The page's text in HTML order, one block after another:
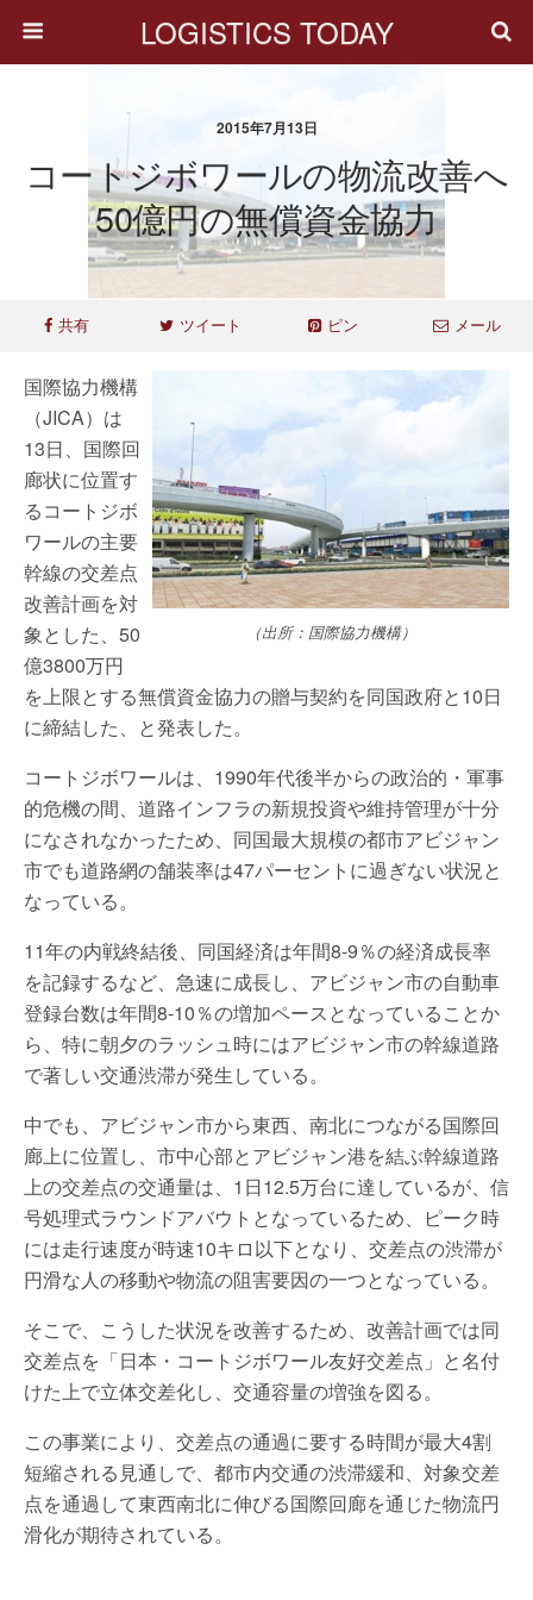
LOGISTICS TODAY
2015年7月13日
コートジボワールの物流改善へ
50億円の無償資金協力
共有 ツイート ピン メール
（出所：国際協力機構）
国際協力機構
（JICA）は
13日、国際回
廊状に位置す
るコートジボ
ワールの主要
幹線の交差点
改善計画を対
象とした、50
億3800万円
を上限とする無償資金協力の贈与契約を同国政府と10日
に締結した、と発表した。
コートジボワールは、1990年代後半からの政治的・軍事
的危機の間、道路インフラの新規投資や維持管理が十分
になされなかったため、同国最大規模の都市アビジャン
市でも道路網の舗装率は47パーセントに過ぎない状況と
なっている。
11年の内戦終結後、同国経済は年間8-9％の経済成長率
を記録するなど、急速に成長し、アビジャン市の自動車
登録台数は年間8-10％の増加ペースとなっていることか
ら、特に朝夕のラッシュ時にはアビジャン市の幹線道路
で著しい交通渋滞が発生している。
中でも、アビジャン市から東西、南北につながる国際回
廊上に位置し、市中心部とアビジャン港を結ぶ幹線道路
上の交差点の交通量は、1日12.5万台に達しているが、信
号処理式ラウンドアバウトとなっているため、ピーク時
には走行速度が時速10キロ以下となり、交差点の渋滞が
円滑な人の移動や物流の阻害要因の一つとなっている。
そこで、こうした状況を改善するため、改善計画では同
交差点を「日本・コートジボワール友好交差点」と名付
けた上で立体交差化し、交通容量の増強を図る。
この事業により、交差点の通過に要する時間が最大4割
短縮される見通しで、都市内交通の渋滞緩和、対象交差
点を通過して東西南北に伸びる国際回廊を通じた物流円
滑化が期待されている。